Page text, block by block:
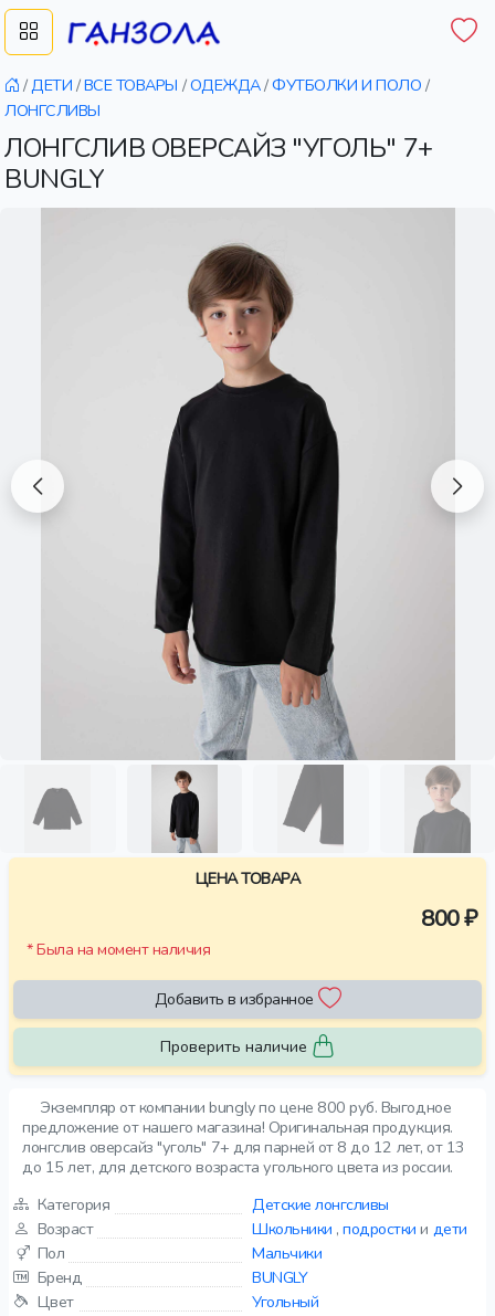
/ДЕТИ /ВСЕ ТОВАРЫ /ОДЕЖДА/ФУТБОЛКИ И ПОЛО /
ЛОНГСЛИВЫ
ЛОНГСЛИВ ОВЕРСАЙЗ "УГОЛЬ" 7+
BUNGLY
Экземпляр от компании bungly по цене 800 руб. Выгодное
предложение от нашего магазина! Оригинальная продукция.
лонгслив оверсайз "уголь" 7+ для парней от 8 до 12 лет, от 13
до 15 лет, для детского возраста угольного цвета из россии.
Категория
Детские лонгсливы
Возраст
Школьники ,подростки и дети
Пол
Мальчики
Бренд
BUNGLY
Цвет
Угольный
ЦЕНА ТОВАРА
800 ₽
* Была на момент наличия
Добавить в избранное
Проверить наличие